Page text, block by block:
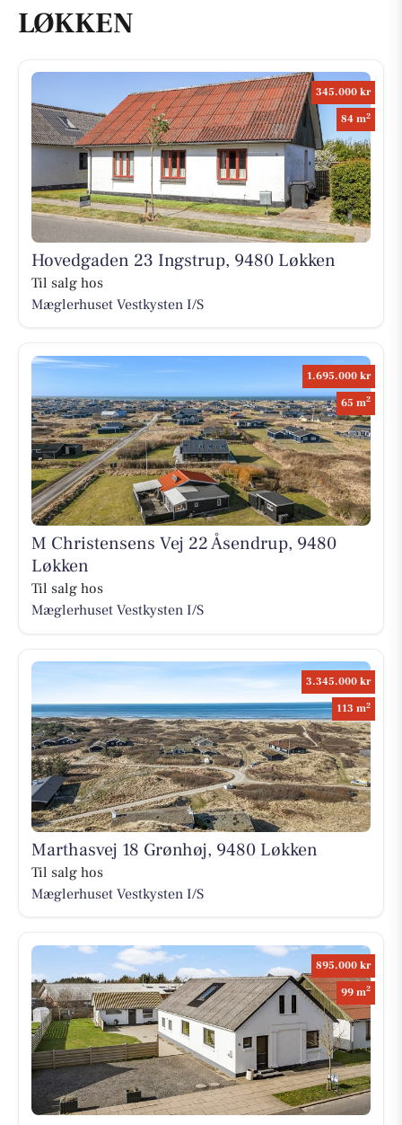
LØKKEN
345.000 kr
84 m2
Hovedgaden 23 Ingstrup, 9480 Løkken
Til salg hos
Mæglerhuset Vestkysten I/S
1.695.000 kr
65 m2
M Christensens Vej 22 Åsendrup, 9480
Løkken
Til salg hos
Mæglerhuset Vestkysten I/S
3.345.000 kr
113 m2
Marthasvej 18 Grønhøj, 9480 Løkken
Til salg hos
Mæglerhuset Vestkysten I/S
895.000 kr
99 m2